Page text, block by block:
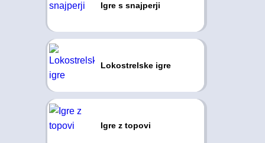
Igre s snajperji
Lokostrelske igre
Igre z topovi